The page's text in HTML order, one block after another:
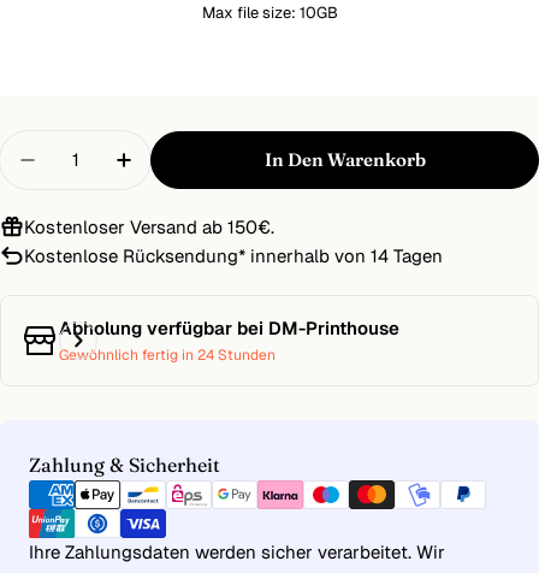
Max file size: 10GB
Menge Für LUMENIX 3D PRO Wand 200 X 250
Menge Für LUMENIX 3D PRO Wand
In Den Warenkorb
Kostenloser Versand ab 150€.
Kostenlose Rücksendung* innerhalb von 14 Tagen
Abholung verfügbar bei DM-Printhouse
Gewöhnlich fertig in 24 Stunden
Zahlung & Sicherheit
Zahlungsmethoden
Ihre Zahlungsdaten werden sicher verarbeitet. Wir